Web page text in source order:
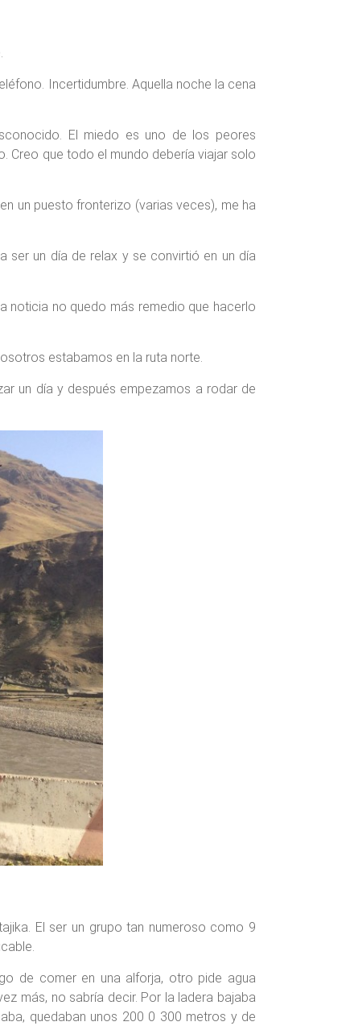
Incertidumbre. Aquella noche la cena
El miedo es uno de los peores
Creo que todo el mundo debería viajar solo
un puesto fronterizo (varias veces), me ha
ser un día de relax y se convirtió en un día
noticia no quedo más remedio que hacerlo
estabamos en la ruta norte.
un día y después empezamos a rodar de
El ser un grupo tan numeroso como 9
de comer en una alforja, otro pide agua
más, no sabría decir. Por la ladera bajaba
quedaban unos 200 0 300 metros y de